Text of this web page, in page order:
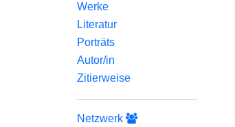
Werke
Literatur
Porträts
Autor/in
Zitierweise
Netzwerk